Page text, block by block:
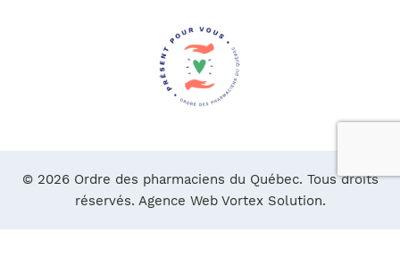
© 2026 Ordre des pharmaciens du Québec. Tous droits
réservés. Agence Web Vortex Solution.